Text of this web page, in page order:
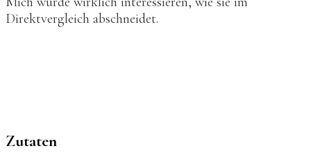
Direktvergleich abschneidet.
Zutaten